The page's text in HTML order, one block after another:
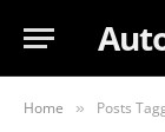
Home » Posts